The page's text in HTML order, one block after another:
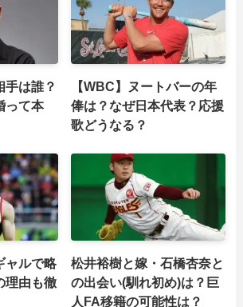
手は誰？
って本
【WBC】ヌートバーの年
俸は？なぜ日本代表？応援
歌どうなる？
ャルで略
理由も徹
松井裕樹と嫁・石橋杏奈と
の出会い(馴れ初め)は？巨
人FA移籍の可能性は？